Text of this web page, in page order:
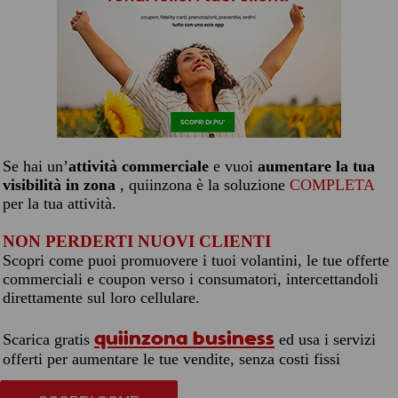
Se hai un’attività commerciale e vuoi aumentare la tua
visibilità in zona , quiinzona è la soluzione COMPLETA
per la tua attività.
NON PERDERTI NUOVI CLIENTI
Scopri come puoi promuovere i tuoi volantini, le tue offerte
commerciali e coupon verso i consumatori, intercettandoli
direttamente sul loro cellulare.
Scarica gratis quiinzona business ed usa i servizi
offerti per aumentare le tue vendite, senza costi fissi